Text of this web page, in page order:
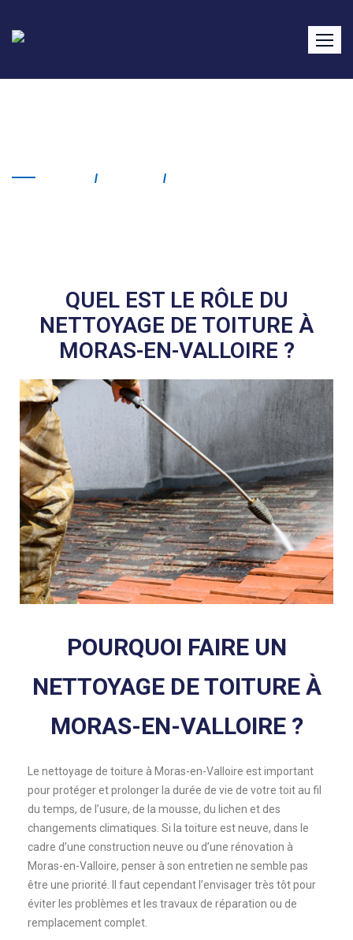
QUEL EST LE RÔLE DU
NETTOYAGE DE TOITURE À
MORAS-EN-VALLOIRE ?
POURQUOI FAIRE UN
NETTOYAGE DE TOITURE À
MORAS-EN-VALLOIRE ?
Le nettoyage de toiture à Moras-en-Valloire est important
pour protéger et prolonger la durée de vie de votre toit au fil
du temps, de l’usure, de la mousse, du lichen et des
changements climatiques. Si la toiture est neuve, dans le
cadre d’une construction neuve ou d’une rénovation à
Moras-en-Valloire, penser à son entretien ne semble pas
être une priorité. Il faut cependant l’envisager très tôt pour
éviter les problèmes et les travaux de réparation ou de
remplacement complet.